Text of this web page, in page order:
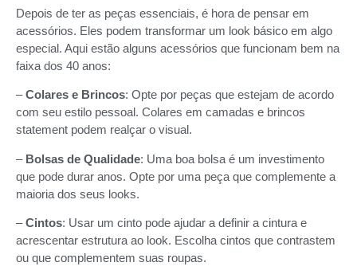
Depois de ter as peças essenciais, é hora de pensar em
acessórios. Eles podem transformar um look básico em algo
especial. Aqui estão alguns acessórios que funcionam bem na
faixa dos 40 anos:
–Colares e Brincos: Opte por peças que estejam de acordo
com seu estilo pessoal. Colares em camadas e brincos
statement podem realçar o visual.
– Bolsas de Qualidade: Uma boa bolsa é um investimento
que pode durar anos. Opte por uma peça que complemente a
maioria dos seus looks.
–Cintos: Usar um cinto pode ajudar a definir a cintura e
acrescentar estrutura ao look. Escolha cintos que contrastem
ou que complementem suas roupas.